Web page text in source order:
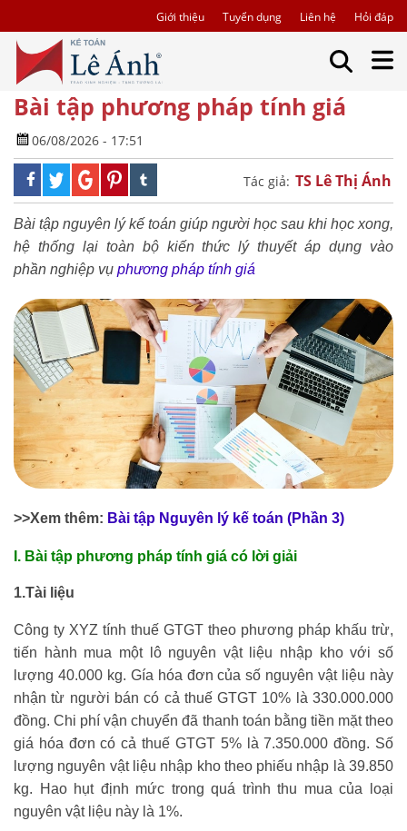
Giới thiệu Tuyển dụng Liên hệ Hỏi đáp
Bài tập phương pháp tính giá
06/08/2026 - 17:51
Tác giả: TS Lê Thị Ánh
Bài tập nguyên lý kế toán giúp người học sau khi học xong,
hệ thống lại toàn bộ kiến thức lý thuyết áp dụng vào
phần nghiệp vụ phương pháp tính giá
>>Xem thêm: Bài tập Nguyên lý kế toán (Phần 3)
I. Bài tập phương pháp tính giá có lời giải
1.Tài liệu
Công ty XYZ tính thuế GTGT theo phương pháp khấu trừ,
tiến hành mua một lô nguyên vật liệu nhập kho với số
lượng 40.000 kg. Gía hóa đơn của số nguyên vật liệu này
nhận từ người bán có cả thuế GTGT 10% là 330.000.000
đồng. Chi phí vận chuyển đã thanh toán bằng tiền mặt theo
giá hóa đơn có cả thuế GTGT 5% là 7.350.000 đồng. Số
lượng nguyên vật liệu nhập kho theo phiếu nhập là 39.850
kg. Hao hụt định mức trong quá trình thu mua của loại
nguyên vật liệu này là 1%.